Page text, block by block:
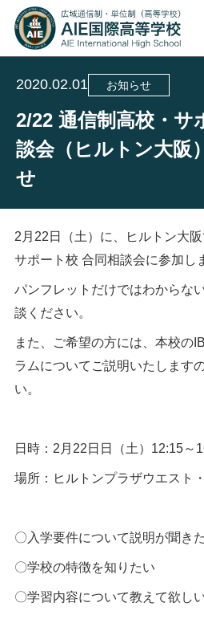
2020.02.01 お知らせ
2/22 通信制高校・サ
談会（ヒルトン大阪
せ
2月22日（土）に、ヒルトン大
サポート校 合同相談会に参加し
パンフレットだけではわからな
談ください。
また、ご希望の方には、本校の
ラムについてご説明いたします
い。
日時：2月22日日（土）12:15～
場所：ヒルトンプラザウエスト
〇入学要件について説明が聞き
〇学校の特徴を知りたい
〇学習内容について教えて欲し